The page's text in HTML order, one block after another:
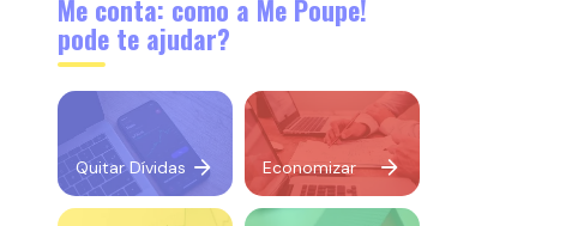
Me conta: como a Me Poupe!
pode te ajudar?
Quitar Dívidas Economizar